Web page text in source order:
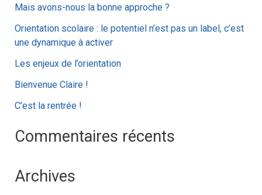
c
Mais avons-nous la bonne approche ?
Orientation scolaire : le potentiel n’est pas un label, c’est
une dynamique à activer
Les enjeux de l’orientation
Bienvenue Claire !
C’est la rentrée !
Commentaires récents
Archives